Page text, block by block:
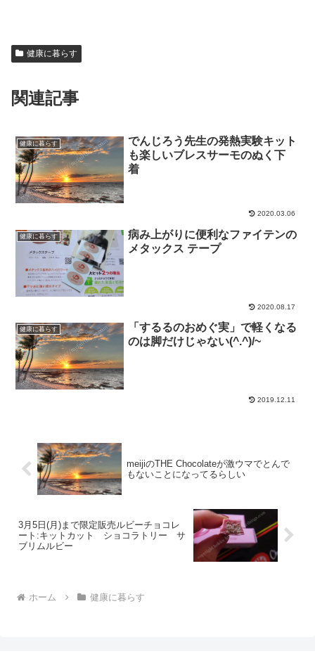
健康に暮らす
関連記事
健康に暮らす
でんじろう先生の発熱実験キット
も楽しいブレスサーモのぬく下
着
2020.03.06
健康に暮らす
病み上がりに便利なファイテンの
メタックス テープ
2020.08.17
健康に暮らす
「するるのおめぐ実」で軽くなる
のは脚だけじゃない(^.^)/~
2019.12.11
meijiのTHE Chocolateが激ウマでとんで
もないことになってるらしい
3月5日(月)まで限定販売ルビーチョコレ
ート:キットカット ショコラトリー サ
ブリムルビー
ホーム 健康に暮らす